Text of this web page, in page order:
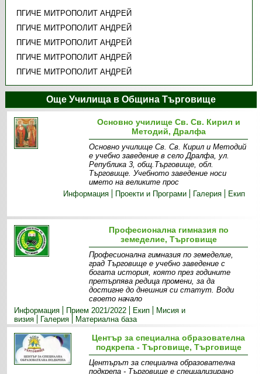
ПГИЧЕ МИТРОПОЛИТ АНДРЕЙ
ПГИЧЕ МИТРОПОЛИТ АНДРЕЙ
ПГИЧЕ МИТРОПОЛИТ АНДРЕЙ
ПГИЧЕ МИТРОПОЛИТ АНДРЕЙ
ПГИЧЕ МИТРОПОЛИТ АНДРЕЙ
Още Училища в Община Търговище
Основно училище Св. Св. Кирил и
Методий, Дралфа
Основно училище Св. Св. Кирил и Методий
е учебно заведение в село Дралфа, ул.
Република 3, общ.Търговище, обл.
Търговище. Учебното заведение носи
името на великите прос
Информация
Проекти и Програми Галерия Екип
Професионална гимназия по
земеделие, Търговище
Професионална гимназия по земеделие,
град Търговище е учебно заведение с
богата история, която през годините
претърпява редица промени, за да
достигне до днешния си статут. Води
своето начало
Информация
Прием 2021/2022 Екип
Мисия и
визия
Галерия Материална база
Център за специална образователна
подкрепа - Търговище, Търговище
Центърът за специална образователна
подкрепа - Търговище е специализирано